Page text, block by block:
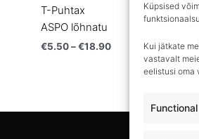
Küpsised
Kui jätkate
vastavalt
eelistusi oma
Functional
T-Puhtax
ASPO lõhnatu
€5.50–€18.90